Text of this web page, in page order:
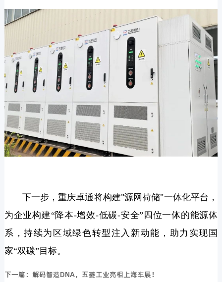
下一步，重庆卓通将构建"源网荷储"一体化平台，
为企业构建“降本-增效-低碳-安全”四位一体的能源体
系，持续为区域绿色转型注入新动能，助力实现国
家“双碳”目标。
下一篇：解码智造DNA，五菱工业亮相上海车展！